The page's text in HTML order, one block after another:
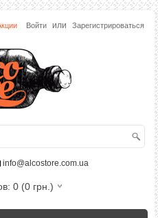
Войти или Зарегистрироваться
info@alcostore.com.ua
0 (0 грн.)